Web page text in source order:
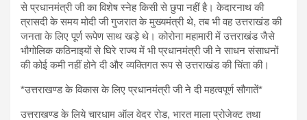
से प्रधानमंत्री जी का विशेष स्नेह किसी से छुपा नहीं है। केदारनाथ की
त्रासदी के समय मोदी जी गुजरात के मुख्यमंत्री थे, तब भी वह उत्तराखंड की
जनता के लिए पूर्ण रूपेण साथ खड़े थे। कोरोना महामारी में उत्तराखंड जैसे
भौगोलिक कठिनाइयों से घिरे राज्य में भी प्रधानमंत्री जी ने साधन संसाधनों
की कोई कमी नहीं होने दी और व्यक्तिगत रूप से उत्तराखंड की चिंता की।
*उत्तराखण्ड के विकास के लिए प्रधानमंत्री जी ने दी महत्वपूर्ण सौगातें*
उत्तराखण्ड के लिये चारधाम ऑल वेदर रोड, भारत माला प्रोजेक्ट तथा